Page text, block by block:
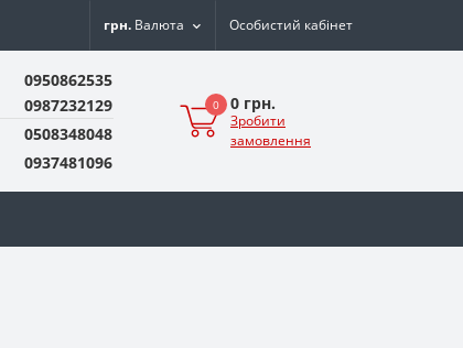
грн. Валюта Особистий кабінет
0950862535
0987232129
0508348048
0937481096
0 0 грн.
Зробити
замовлення